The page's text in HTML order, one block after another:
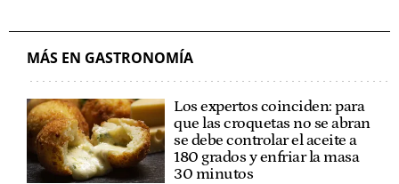
MÁS EN GASTRONOMÍA
Los expertos coinciden: para
que las croquetas no se abran
se debe controlar el aceite a
180 grados y enfriar la masa
30 minutos